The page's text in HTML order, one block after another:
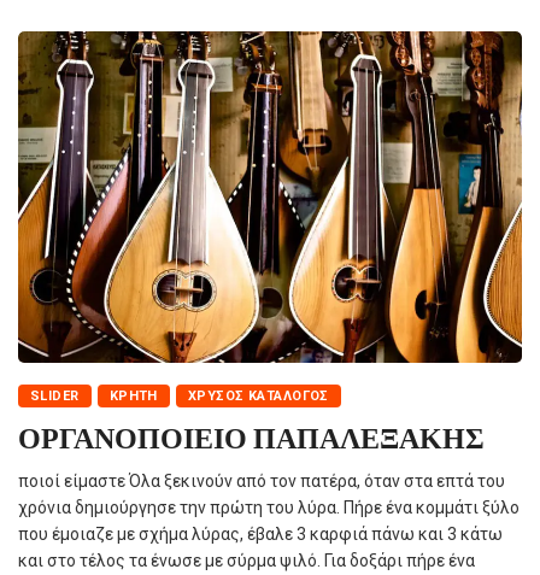
SLIDER ΚΡΉΤΗ ΧΡΥΣΌΣ ΚΑΤΆΛΟΓΟΣ
ΟΡΓΑΝΟΠΟΙΕΙΟ ΠΑΠΑΛΕΞΑΚΗΣ
ποιοί είμαστε Όλα ξεκινούν από τον πατέρα, όταν στα επτά του
χρόνια δημιούργησε την πρώτη του λύρα. Πήρε ένα κομμάτι ξύλο
που έμοιαζε με σχήμα λύρας, έβαλε 3 καρφιά πάνω και 3 κάτω
και στο τέλος τα ένωσε με σύρμα ψιλό. Για δοξάρι πήρε ένα